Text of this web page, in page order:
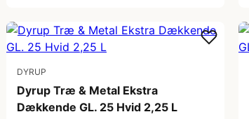
DYRUP
Dyrup Træ & Metal Ekstra
Dækkende GL. 25 Hvid 2,25 L